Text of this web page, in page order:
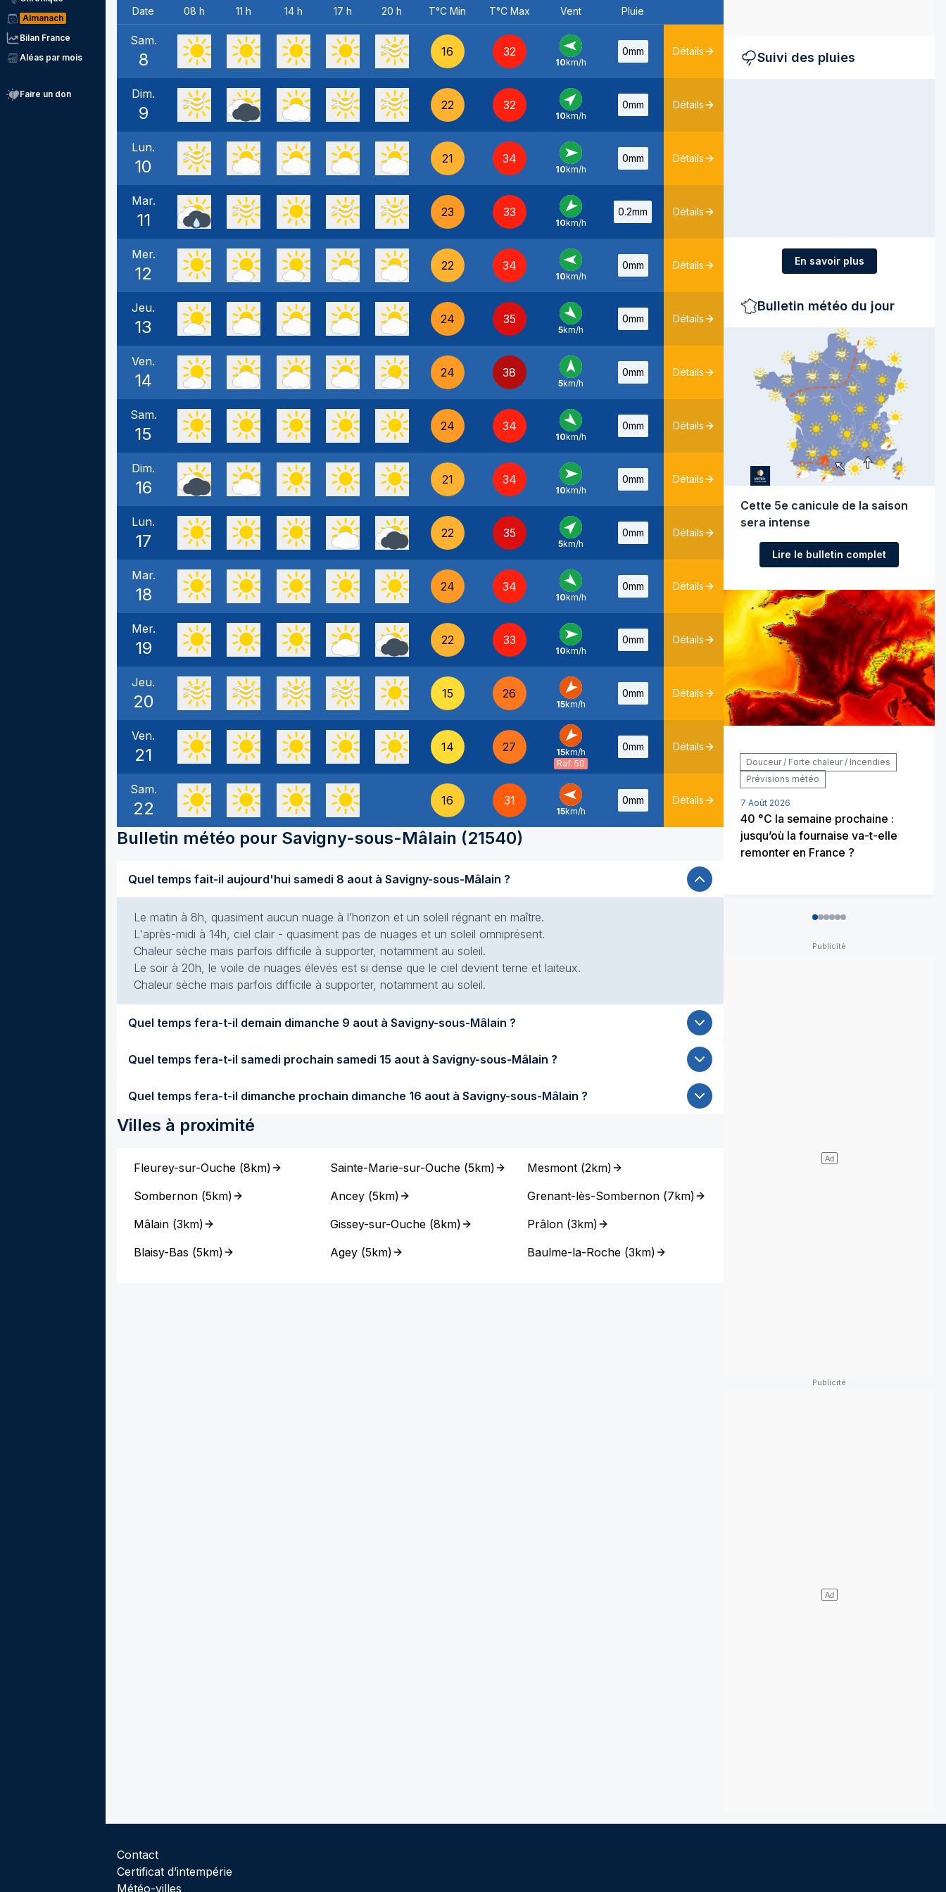
Almanach
Bilan France
Aléas par mois
Faire un don
Date 08 h 11 h 14 h 17 h 20 h T°C Min T°C Max Vent Pluie
Sam.
8 16 32
E -
10km/h
0mm Détails
Dim.
9 22 32
SO -
10km/h
0mm Détails
Lun.
10 21 34
O -
10km/h
0mm Détails
Mar.
11 23 33
NE -
10km/h
0.2mm Détails
Mer.
12 22 34
E -
10km/h
0mm Détails
Jeu.
13 24 35
NO
5km/h
0mm Détails
Ven.
14 24 38
S -
5km/h
0mm Détails
Sam.
15 24 34
NO -
10km/h
0mm Détails
Dim.
16 21 34
O -
10km/h
0mm Détails
Lun.
17 22 35
SO
5km/h
0mm Détails
Mar.
18 24 34
NO -
10km/h
0mm Détails
Mer.
19 22 33
O -
10km/h
0mm Détails
Jeu.
20 15 26
NE -
15km/h
0mm Détails
Ven.
21 14 27
NE -
15km/h
Raf. 50
0mm Détails
Sam.
22 16 31
E -
15km/h
0mm Détails
Bulletin météo pour Savigny-sous-Mâlain (21540)
Quel temps fait-il aujourd'hui samedi 8 aout à Savigny-sous-Mâlain ?
Le matin à 8h, quasiment aucun nuage à l’horizon et un soleil régnant en maître.
L'après-midi à 14h, ciel clair - quasiment pas de nuages et un soleil omniprésent.
Chaleur sèche mais parfois difficile à supporter, notamment au soleil.
Le soir à 20h, le voile de nuages élevés est si dense que le ciel devient terne et laiteux.
Chaleur sèche mais parfois difficile à supporter, notamment au soleil.
Quel temps fera-t-il demain dimanche 9 aout à Savigny-sous-Mâlain ?
Quel temps fera-t-il samedi prochain samedi 15 aout à Savigny-sous-Mâlain ?
Quel temps fera-t-il dimanche prochain dimanche 16 aout à Savigny-sous-Mâlain ?
Villes à proximité
Fleurey-sur-Ouche (8km)
Sombernon (5km)
Mâlain (3km)
Blaisy-Bas (5km)
Sainte-Marie-sur-Ouche (5km)
Ancey (5km)
Gissey-sur-Ouche (8km)
Agey (5km)
Mesmont(2km)
Grenant-lès-Sombernon(7km)
Prâlon(3km)
Baulme-la-Roche(3km)
Suivi des pluies
En savoir plus
Bulletin météo du jour
Cette 5e canicule de la saison
sera intense
Lire le bulletin complet
Douceur / Forte chaleur / Incendies
Prévisions météo
7 Août 2026
40 °C la semaine prochaine :
jusqu’où la fournaise va-t-elle
remonter en France ?
Contact
Certificat d’intempérie
Météo-villes